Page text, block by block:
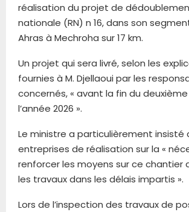
réalisation du projet de
nationale (RN) n 16, dans son
Ahras à Mechroha sur 17 km.
Un projet qui sera livré, selon les
fournies à M. Djellaoui par les
concernés, « avant la fin du
l’année 2026 ».
Le ministre a particulièrement insisté
entreprises de réalisation sur la «
renforcer les moyens sur ce chantier
les travaux dans les délais impartis ».
Lors de l’inspection des travaux de